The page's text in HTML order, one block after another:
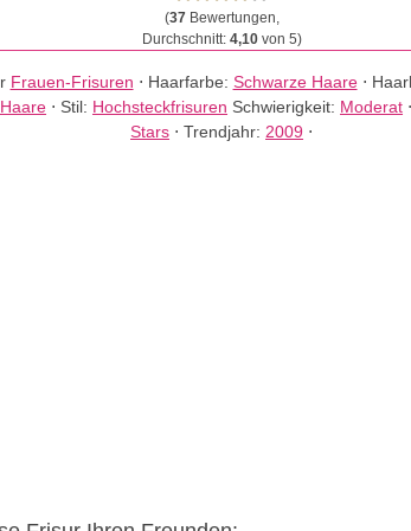
(37Bewertungen,
Durchschnitt: 4,10von 5)
Frauen-Frisuren ⋅ Haarfarbe: Schwarze Haare⋅
⋅ Stil: Hochsteckfrisuren Schwierigkeit: Moderat ⋅
Stars ⋅Trendjahr: 2009 ⋅